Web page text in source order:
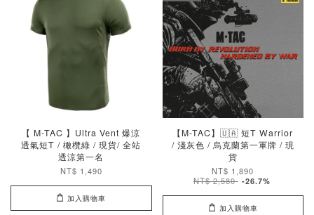
【 M-TAC 】Ultra Vent 爆涼
透氣短T / 橄欖綠 / 現貨/ 全站
透涼第一名
NT$ 1,490
加入購物車
【M-TAC】🇺🇦 短T Warrior
/ 淺灰色 / 烏克蘭第一軍牌 / 現
貨
NT$ 1,890
NT$ 2,580 -26.7%
加入購物車